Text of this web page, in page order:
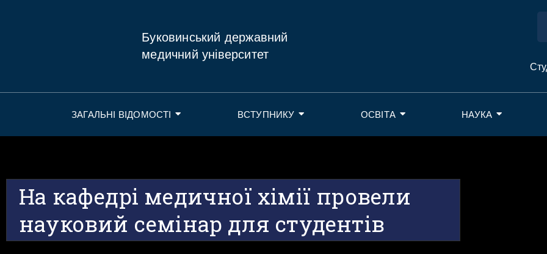
Буковинський державний
медичний університет
ЗАГАЛЬНІ ВІДОМОСТІ ВСТУПНИКУ ОСВІТА НАУКА
На кафедрі медичної хімії провели
науковий семінар для студентів